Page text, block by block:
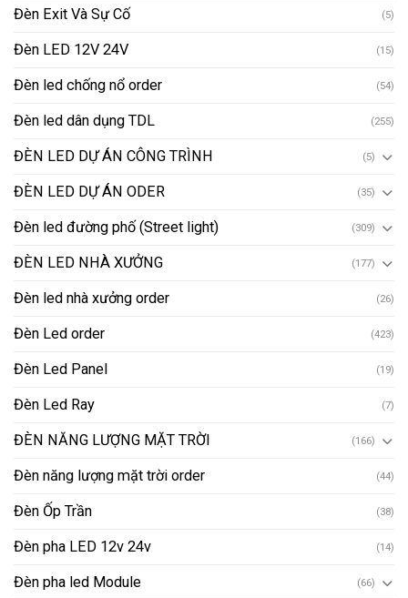
Đèn Exit Và Sự Cố (5)
Đèn LED 12V 24V (15)
Đèn led chống nổ order (54)
Đèn led dân dụng TDL (255)
ĐÈN LED DỰ ÁN CÔNG TRÌNH (5)
ĐÈN LED DỰ ÁN ODER (35)
Đèn led đường phố (Street light) (309)
ĐÈN LED NHÀ XƯỞNG (177)
Đèn led nhà xưởng order (26)
Đèn Led order (423)
Đèn Led Panel (19)
Đèn Led Ray (7)
ĐÈN NĂNG LƯỢNG MẶT TRỜI (166)
Đèn năng lượng mặt trời order (44)
Đèn Ốp Trần (38)
Đèn pha LED 12v 24v (14)
Đèn pha led Module (66)